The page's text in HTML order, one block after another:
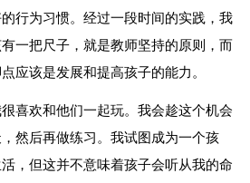
行为习惯。经过一段时间的实践，我
一把尺子，就是教师坚持的原则，而
应该是发展和提高孩子的能力。
喜欢和他们一起玩。我会趁这个机会
然后再做练习。我试图成为一个孩
，但这并不意味着孩子会听从我的命